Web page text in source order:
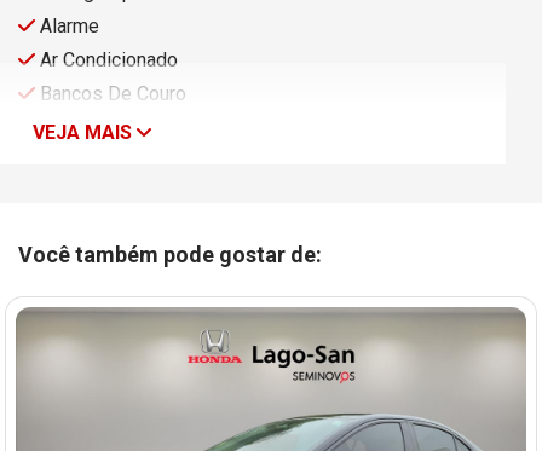
Alarme
Ar Condicionado
Bancos De Couro
VEJA MAIS
Você também pode gostar de: